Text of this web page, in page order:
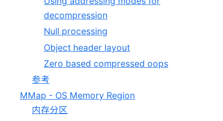
decompression
Null processing
Object header layout
Zero based compressed oops
参考
MMap - OS Memory Region
内存分区